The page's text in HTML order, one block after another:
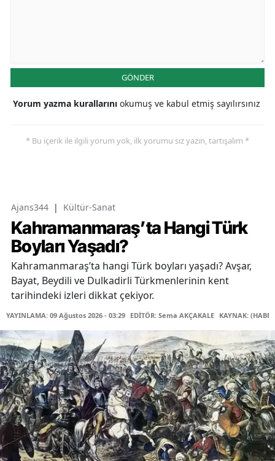
GÖNDER
Yorum yazma kurallarını okumuş ve kabul etmiş sayılırsınız
* Bu içerik ile ilgili yorum yok, ilk yorumu siz yazın, tartışalım *
Ajans344 | Kültür-Sanat
Kahramanmaraş’ta Hangi Türk
Boyları Yaşadı?
Kahramanmaraş’ta hangi Türk boyları yaşadı? Avşar,
Bayat, Beydili ve Dulkadirli Türkmenlerinin kent
tarihindeki izleri dikkat çekiyor.
YAYINLAMA: 09 Ağustos 2026 - 03:29 EDİTÖR: Sema AKÇAKALE KAYNAK: